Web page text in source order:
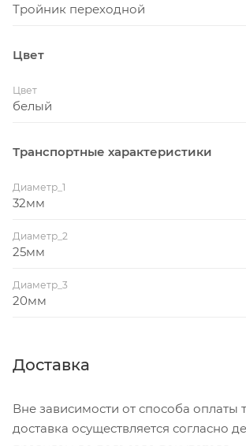
Тройник переходной
Цвет
Цвет
белый
Транспортные характеристики
Диаметр_1
32мм
Диаметр_2
25мм
Диаметр_3
20мм
Доставка
Вне зависимости от способа оплаты
доставка осуществляется согласно